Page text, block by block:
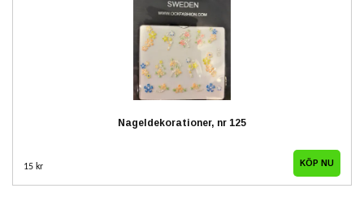
Nageldekorationer, nr 125
15 kr